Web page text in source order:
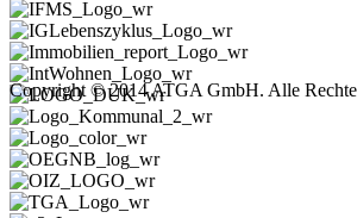
Copyright © 2014 ATGA GmbH. Alle